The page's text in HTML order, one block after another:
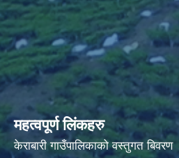
महत्वपूर्ण लिंकहरु
केराबारी गाउँपालिकाको वस्तुगत बिवरण